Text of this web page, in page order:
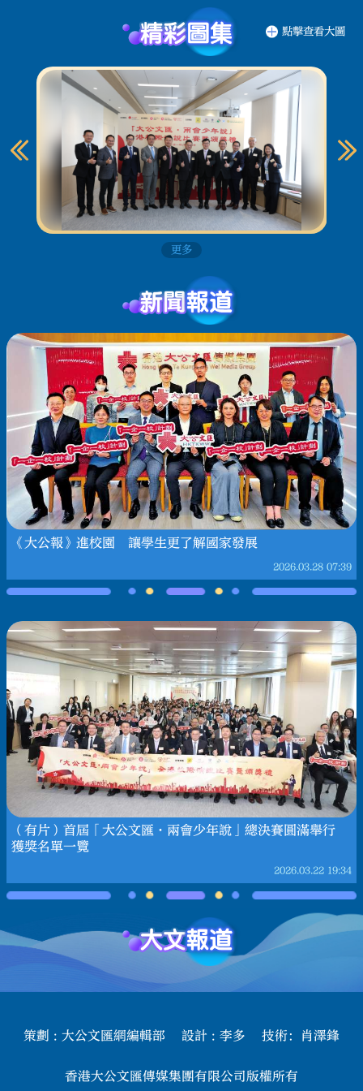
點擊查看大圖
更多
《大公報》進校園 讓學生更了解國家發展
2026.03.28 07:39
（有片）首屆「大公文匯·兩會少年說」總決賽圓滿舉行
獲獎名單一覽
2026.03.22 19:34
策劃 : 大公文匯網編輯部 設計 : 李多 技術：肖澤鋒
香港大公文匯傳媒集團有限公司版權所有